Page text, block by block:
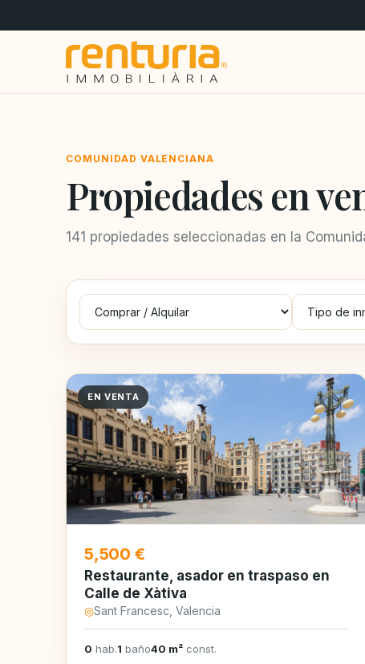
COMUNIDAD VALENCIANA
Propiedades en
141 propiedades seleccionadas en la
EN VENTA
5,500 €
Restaurante, asador en traspaso en
Calle de Xàtiva
◎Sant Francesc, Valencia
0 hab.1 baño40 m² const.